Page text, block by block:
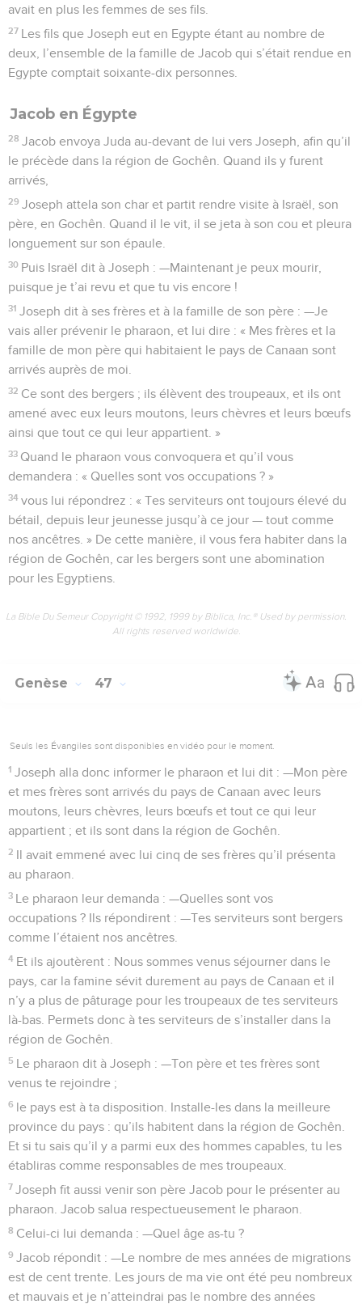
avait en plus les femmes de ses fils.
27 Les fils que Joseph eut en Egypte étant au nombre de
deux, l’ensemble de la famille de Jacob qui s’était rendue en
Egypte comptait soixante-dix personnes.
Jacob en Égypte
28 Jacob envoya Juda au-devant de lui vers Joseph, afin qu’il
le précède dans la région de Gochên. Quand ils y furent
arrivés,
29 Joseph attela son char et partit rendre visite à Israël, son
père, en Gochên. Quand il le vit, il se jeta à son cou et pleura
longuement sur son épaule.
30 Puis Israël dit à Joseph : —Maintenant je peux mourir,
puisque je t’ai revu et que tu vis encore !
31 Joseph dit à ses frères et à la famille de son père : —Je
vais aller prévenir le pharaon, et lui dire : « Mes frères et la
famille de mon père qui habitaient le pays de Canaan sont
arrivés auprès de moi.
32 Ce sont des bergers ; ils élèvent des troupeaux, et ils ont
amené avec eux leurs moutons, leurs chèvres et leurs bœufs
ainsi que tout ce qui leur appartient. »
33 Quand le pharaon vous convoquera et qu’il vous
demandera : « Quelles sont vos occupations ? »
34 vous lui répondrez : « Tes serviteurs ont toujours élevé du
bétail, depuis leur jeunesse jusqu’à ce jour — tout comme
nos ancêtres. » De cette manière, il vous fera habiter dans la
région de Gochên, car les bergers sont une abomination
pour les Egyptiens.
La Bible Du Semeur Copyright © 1992, 1999 by Biblica, Inc.® Used by permission.
All rights reserved worldwide.
Genèse 47
Seuls les Évangiles sont disponibles en vidéo pour le moment.
1 Joseph alla donc informer le pharaon et lui dit : —Mon père
et mes frères sont arrivés du pays de Canaan avec leurs
moutons, leurs chèvres, leurs bœufs et tout ce qui leur
appartient ; et ils sont dans la région de Gochên.
2 Il avait emmené avec lui cinq de ses frères qu’il présenta
au pharaon.
3 Le pharaon leur demanda : —Quelles sont vos
occupations ? Ils répondirent : —Tes serviteurs sont bergers
comme l’étaient nos ancêtres.
4 Et ils ajoutèrent : Nous sommes venus séjourner dans le
pays, car la famine sévit durement au pays de Canaan et il
n’y a plus de pâturage pour les troupeaux de tes serviteurs
là-bas. Permets donc à tes serviteurs de s’installer dans la
région de Gochên.
5 Le pharaon dit à Joseph : —Ton père et tes frères sont
venus te rejoindre ;
6 le pays est à ta disposition. Installe-les dans la meilleure
province du pays : qu’ils habitent dans la région de Gochên.
Et si tu sais qu’il y a parmi eux des hommes capables, tu les
établiras comme responsables de mes troupeaux.
7 Joseph fit aussi venir son père Jacob pour le présenter au
pharaon. Jacob salua respectueusement le pharaon.
8 Celui-ci lui demanda : —Quel âge as-tu ?
9 Jacob répondit : —Le nombre de mes années de migrations
est de cent trente. Les jours de ma vie ont été peu nombreux
et mauvais et je n’atteindrai pas le nombre des années